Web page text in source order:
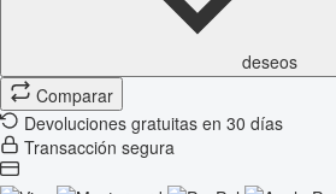
deseos
Comparar
Devoluciones gratuitas en 30 días
Transacción segura